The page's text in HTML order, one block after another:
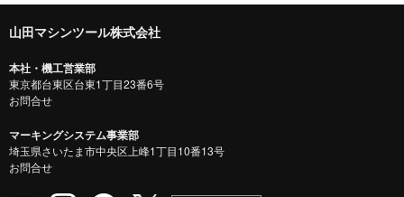
山田マシンツール株式会社
本社・機工営業部
東京都台東区台東1丁目23番6号
お問合せ
マーキングシステム事業部
埼玉県さいたま市中央区上峰1丁目10番13号
お問合せ